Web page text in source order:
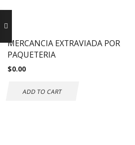
MERCANCIA EXTRAVIADA POR
PAQUETERIA
$0.00
ADD TO CART